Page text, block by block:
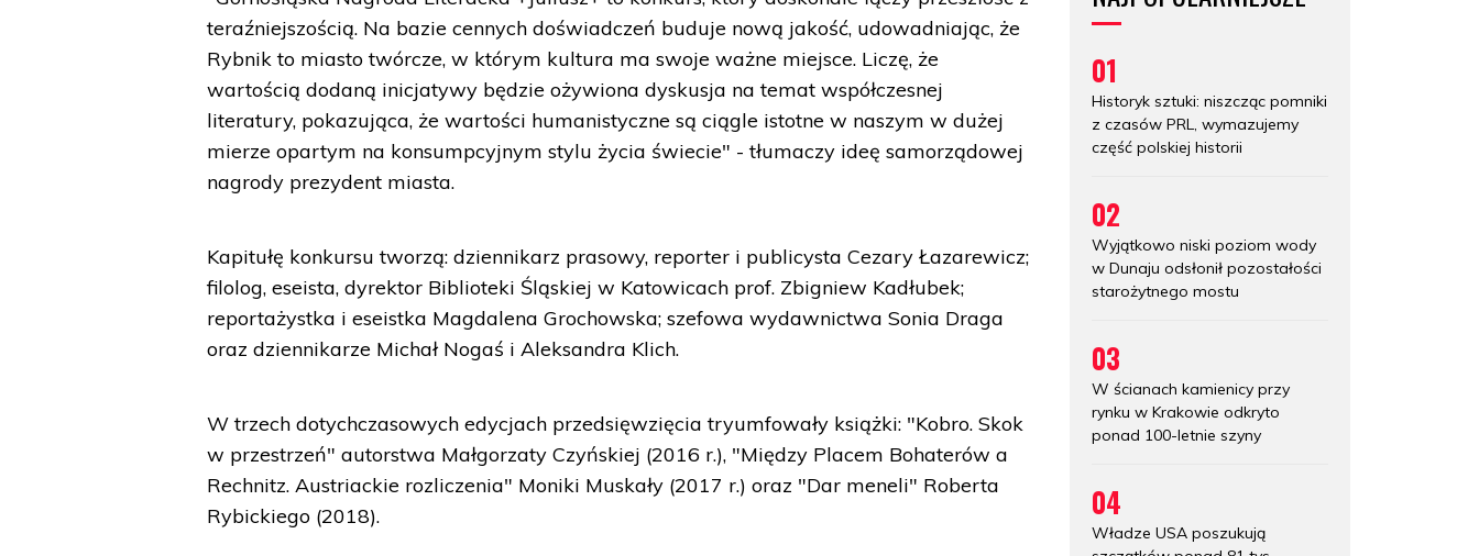
teraźniejszością. Na bazie cennych doświadczeń buduje nową jakość, udowadniając, że
Rybnik to miasto twórcze, w którym kultura ma swoje ważne miejsce. Liczę, że
wartością dodaną inicjatywy będzie ożywiona dyskusja na temat współczesnej
literatury, pokazująca, że wartości humanistyczne są ciągle istotne w naszym w dużej
mierze opartym na konsumpcyjnym stylu życia świecie" - tłumaczy ideę samorządowej
nagrody prezydent miasta.
Kapitułę konkursu tworzą: dziennikarz prasowy, reporter i publicysta Cezary Łazarewicz;
filolog, eseista, dyrektor Biblioteki Śląskiej w Katowicach prof. Zbigniew Kadłubek;
reportażystka i eseistka Magdalena Grochowska; szefowa wydawnictwa Sonia Draga
oraz dziennikarze Michał Nogaś i Aleksandra Klich.
W trzech dotychczasowych edycjach przedsięwzięcia tryumfowały książki: "Kobro. Skok
w przestrzeń" autorstwa Małgorzaty Czyńskiej (2016 r.), "Między Placem Bohaterów a
Rechnitz. Austriackie rozliczenia" Moniki Muskały (2017 r.) oraz "Dar meneli" Roberta
Rybickiego (2018).
01
Historyk sztuki: niszcząc pomniki
z czasów PRL, wymazujemy
część polskiej historii
02
Wyjątkowo niski poziom wody
w Dunaju odsłonił pozostałości
starożytnego mostu
03
W ścianach kamienicy przy
rynku w Krakowie odkryto
ponad 100-letnie szyny
04
Władze USA poszukują